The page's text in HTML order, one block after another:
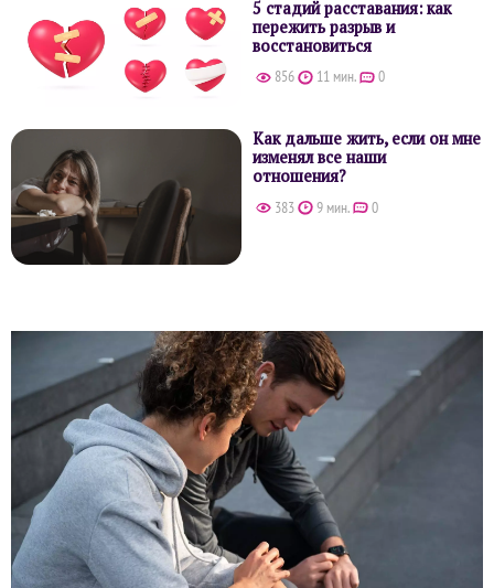
5 стадий расставания: как
пережить разрыв и
восстановиться
856 11 мин. 0
Как дальше жить, если он мне
изменял все наши
отношения?
383 9 мин. 0